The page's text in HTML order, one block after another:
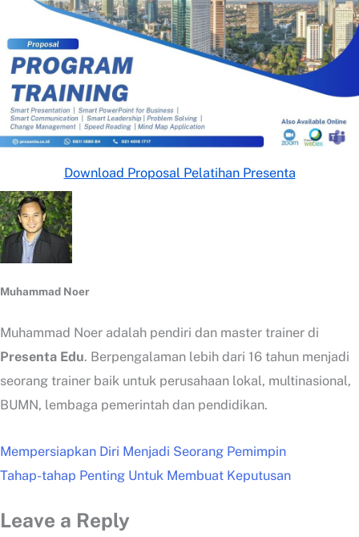
Download Proposal Pelatihan Presenta
Muhammad Noer
Muhammad Noer adalah pendiri dan master trainer di
Presenta Edu. Berpengalaman lebih dari 16 tahun menjadi
seorang trainer baik untuk perusahaan lokal, multinasional,
BUMN, lembaga pemerintah dan pendidikan.
Mempersiapkan Diri Menjadi Seorang Pemimpin
Tahap-tahap Penting Untuk Membuat Keputusan
Leave a Reply